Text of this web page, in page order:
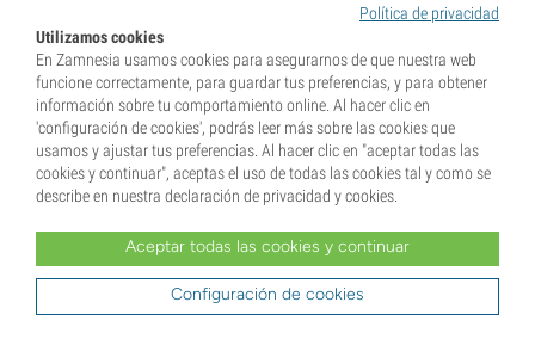
Buscar por categorías
o
¡Consigue un 10% de descuento en tu primer
Política de privacidad
Utilizamos cookies
En Zamnesia usamos cookies para asegurarnos de que nuestra web
funcione correctamente, para guardar tus preferencias, y para obtener
información sobre tu comportamiento online. Al hacer clic en
'configuración de cookies', podrás leer más sobre las cookies que
usamos y ajustar tus preferencias. Al hacer clic en "aceptar todas las
cookies y continuar", aceptas el uso de todas las cookies tal y como se
describe en nuestra declaración de privacidad y cookies.
Aceptar todas las cookies y continuar
Configuración de cookies